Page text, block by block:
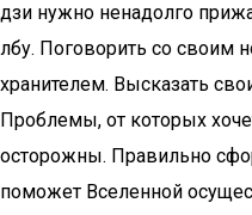
дзи нужно ненадолго
лбу. Поговорить со своим
хранителем. Высказать
Проблемы, от которых
осторожны. Правильно
поможет Вселенной